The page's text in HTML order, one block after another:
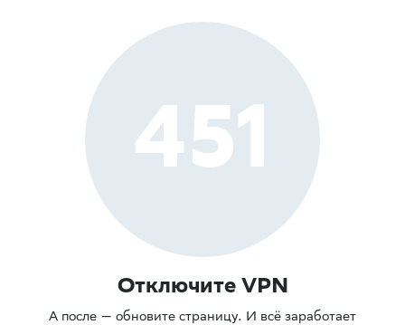
451
Отключите VPN
А после — обновите страницу. И всё заработает